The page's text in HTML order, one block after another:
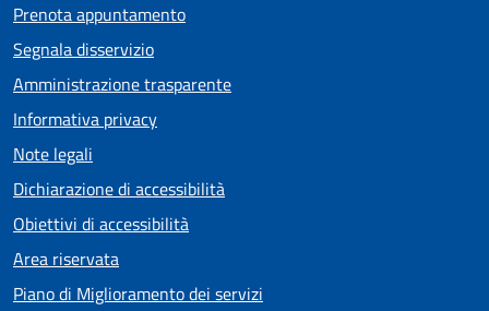
Prenota appuntamento
Segnala disservizio
Amministrazione trasparente
Informativa privacy
Note legali
Dichiarazione di accessibilità
Obiettivi di accessibilità
Area riservata
Piano di Miglioramento dei servizi